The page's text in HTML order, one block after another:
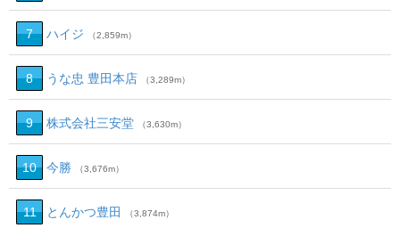
7 ハイジ （2,859m）
8 うな忠 豊田本店 （3,289m）
9 株式会社三安堂 （3,630m）
10 今勝 （3,676m）
11 とんかつ豊田 （3,874m）